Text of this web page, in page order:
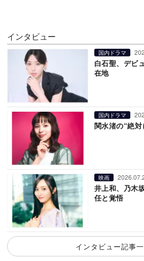
インタビュー
国内ドラマ
白石聖、デビ
在地
国内ドラマ
関水渚の“絶
映画
井上和、乃木
任と覚悟
インタビュー記事